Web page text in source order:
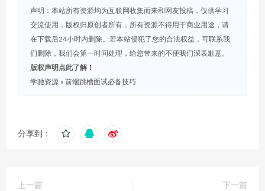
声明：本站所有资源均为互联网收集而来和网友投稿，仅供学习
交流使用，版权归原创者所有，所有资源不得用于商业用途，请
在下载后24小时内删除。若本站侵犯了您的合法权益，可联系我
们删除，我们会第一时间处理，给您带来的不便我们深表歉意。
版权声明点此了解！
学驰资源 » 前端跳槽面试必备技巧
分享到：
上一篇
下一篇